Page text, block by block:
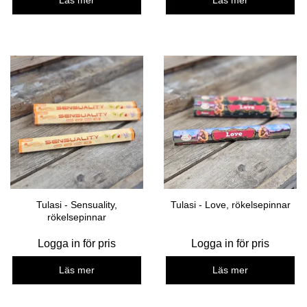
Tulasi - Sensuality,
rökelsepinnar
Logga in för pris
Läs mer
Tulasi - Love, rökelsepinnar
Logga in för pris
Läs mer